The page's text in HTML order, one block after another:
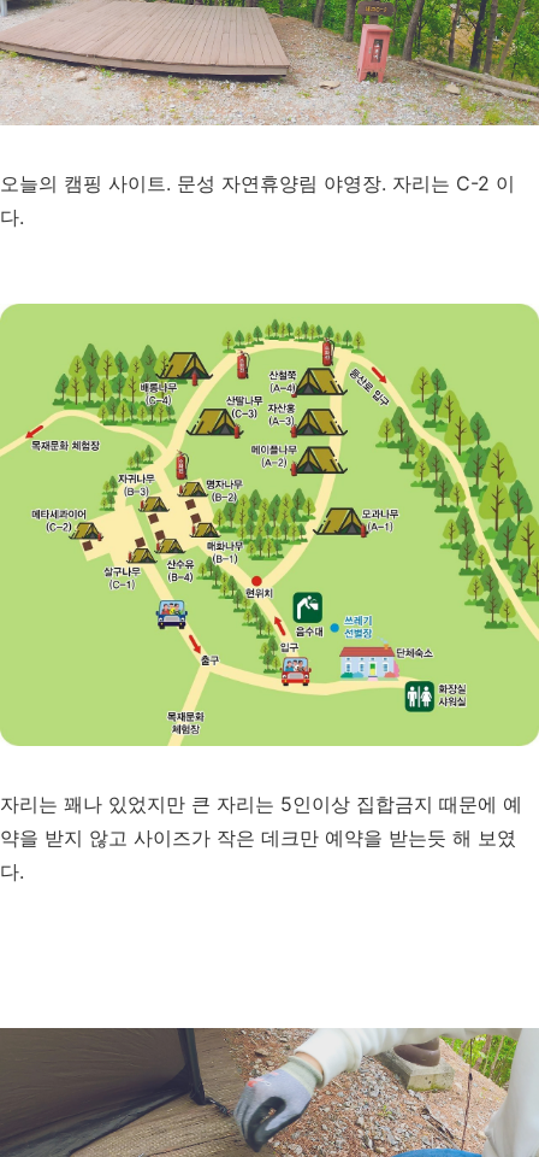
오늘의 캠핑 사이트. 문성 자연휴양림 야영장. 자리는 C-2 이
다.
자리는 꽤나 있었지만 큰 자리는 5인이상 집합금지 때문에 예
약을 받지 않고 사이즈가 작은 데크만 예약을 받는듯 해 보였
다.